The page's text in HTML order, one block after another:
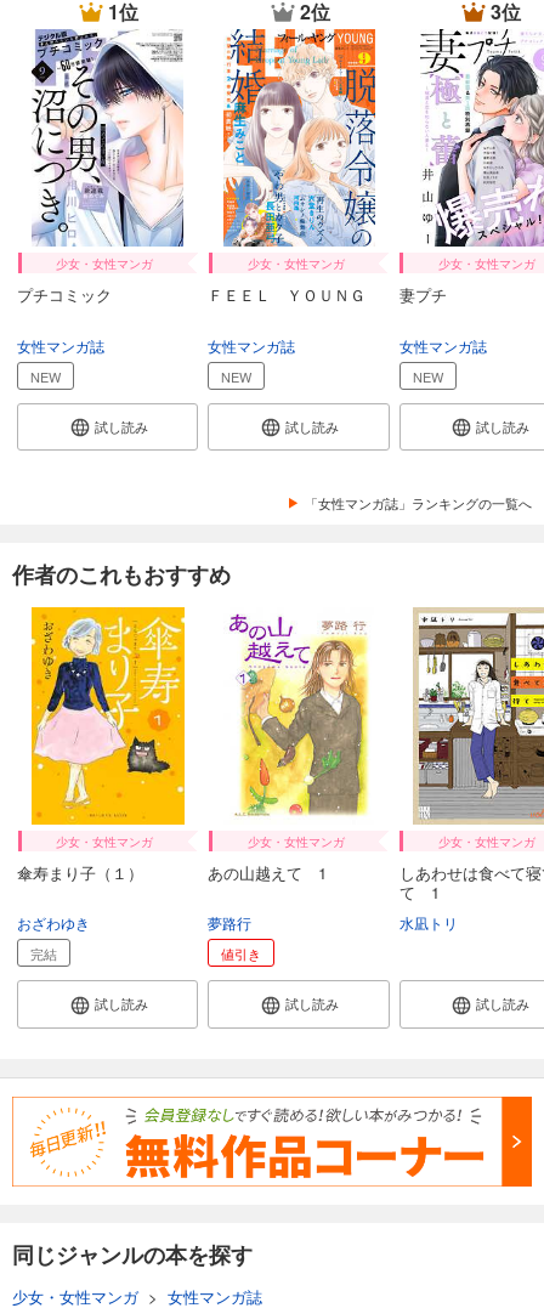
1位
少女・女性マンガ
プチコミック
女性マンガ誌
NEW
試し読み
2位
少女・女性マンガ
ＦＥＥＬ ＹＯＵＮＧ
女性マンガ誌
NEW
試し読み
3位
少女・女性マンガ
妻プチ
女性マンガ誌
NEW
試し読み
「女性マンガ誌」ランキングの一覧へ
作者のこれもおすすめ
少女・女性マンガ
傘寿まり子（１）
おざわゆき
完結
試し読み
少女・女性マンガ
あの山越えて 1
夢路行
値引き
試し読み
少女・女性マンガ
しあわせは食べて
て 1
水凪トリ
試し読み
同じジャンルの本を探す
少女・女性マンガ> 女性マンガ誌